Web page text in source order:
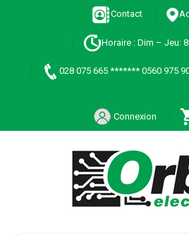
Contact
Horaire : Dim – Jeu:
028 075 665 ******* 0560 975
Connexion